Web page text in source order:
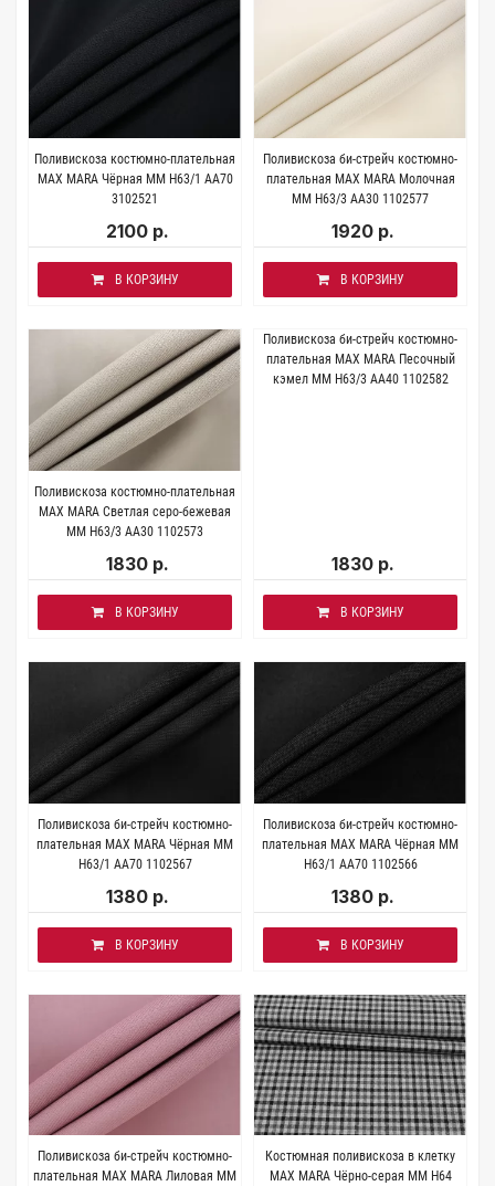
Поливискоза костюмно-плательная
MAX MARA Чёрная MM H63/1 AA70
3102521
2100 р.
В КОРЗИНУ
Поливискоза би-стрейч костюмно-
плательная MAX MARA Молочная
MM H63/3 AA30 1102577
1920 р.
В КОРЗИНУ
Поливискоза костюмно-плательная
MAX MARA Светлая серо-бежевая
MM H63/3 AA30 1102573
1830 р.
В КОРЗИНУ
Поливискоза би-стрейч костюмно-
плательная MAX MARA Песочный
кэмел MM H63/3 AA40 1102582
1830 р.
В КОРЗИНУ
Поливискоза би-стрейч костюмно-
плательная MAX MARA Чёрная MM
H63/1 AA70 1102567
1380 р.
В КОРЗИНУ
Поливискоза би-стрейч костюмно-
плательная MAX MARA Чёрная MM
H63/1 AA70 1102566
1380 р.
В КОРЗИНУ
Поливискоза би-стрейч костюмно-
плательная MAX MARA Лиловая MM
Костюмная поливискоза в клетку
MAX MARA Чёрно-серая MM H64